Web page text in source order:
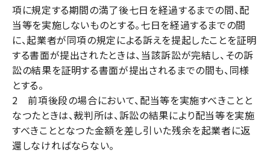
項に規定する期間の満了後七日を経過するまでの間、配
当等を実施しないものとする。七日を経過するまでの間
に、起業者が同項の規定による訴えを提起したことを証明
する書面が提出されたときは、当該訴訟が完結し、その訴
訟の結果を証明する書面が提出されるまでの間も、同様
とする。
2 前項後段の場合において、配当等を実施すべきことと
なつたときは、裁判所は、訴訟の結果により配当等を実施
すべきこととなつた金額を差し引いた残余を起業者に返
還しなければならない。